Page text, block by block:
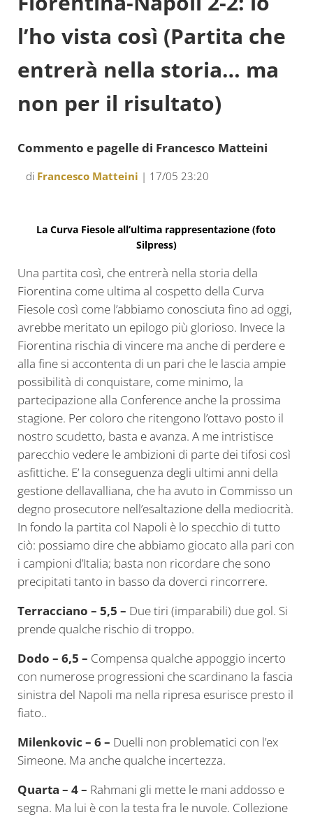
l’ho vista così (Partita che
entrerà nella storia… ma
non per il risultato)
Commento e pagelle di Francesco Matteini
di Francesco Matteini | 17/05 23:20
La Curva Fiesole all’ultima rappresentazione (foto
Silpress)
Una partita così, che entrerà nella storia della
Fiorentina come ultima al cospetto della Curva
Fiesole così come l’abbiamo conosciuta fino ad oggi,
avrebbe meritato un epilogo più glorioso. Invece la
Fiorentina rischia di vincere ma anche di perdere e
alla fine si accontenta di un pari che le lascia ampie
possibilità di conquistare, come minimo, la
partecipazione alla Conference anche la prossima
stagione. Per coloro che ritengono l’ottavo posto il
nostro scudetto, basta e avanza. A me intristisce
parecchio vedere le ambizioni di parte dei tifosi così
asfittiche. E’ la conseguenza degli ultimi anni della
gestione dellavalliana, che ha avuto in Commisso un
degno prosecutore nell’esaltazione della mediocrità.
In fondo la partita col Napoli è lo specchio di tutto
ciò: possiamo dire che abbiamo giocato alla pari con
i campioni d’Italia; basta non ricordare che sono
precipitati tanto in basso da doverci rincorrere.
Terracciano – 5,5 – Due tiri (imparabili) due gol. Si
prende qualche rischio di troppo.
Dodo – 6,5 – Compensa qualche appoggio incerto
con numerose progressioni che scardinano la fascia
sinistra del Napoli ma nella ripresa esurisce presto il
fiato..
Milenkovic – 6 – Duelli non problematici con l’ex
Simeone. Ma anche qualche incertezza.
Quarta – 4 – Rahmani gli mette le mani addosso e
segna. Ma lui è con la testa fra le nuvole. Collezione